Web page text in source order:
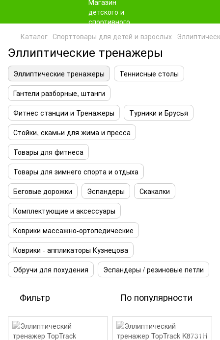
Каталог Спорттовары для детей и взрослых
Эллиптические тренажеры
Эллиптические тренажеры
Теннисные столы
Гантели разборные, штанги
Фитнес станции и Тренажеры
Турники и Брусья
Стойки, скамьи для жима и пресса
Товары для фитнеса
Товары для зимнего спорта и отдыха
Беговые дорожки
Эспандеры
Скакалки
Комплектующие и аксессуары
Коврики массажно-ортопедические
Коврики - аппликаторы Кузнецова
Обручи для похудения
Эспандеры / резиновые петли
Фильтр По популярности